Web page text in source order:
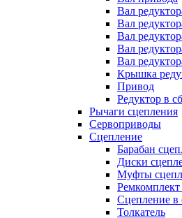
Вал
Вал
Вал
Вал
Вал
Крышка
Привод
Редуктор в
Рычаги сцепления
Сервоприводы
Сцепление
Барабан
Диски
Муфты
Сцепление в
Толкатель